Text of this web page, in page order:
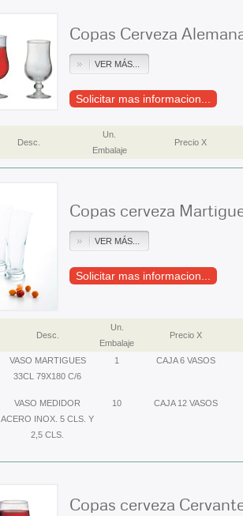
Copas Cerveza
VER MÁS...
Solicitar mas informacion...
Desc.
Un.
Embalaje
Precio X
Copas cerveza
VER MÁS...
Solicitar mas informacion...
Desc.
Un.
Embalaje
Precio X
VASO MARTIGUES
33CL 79X180 C/6
1 CAJA 6 VASOS
VASO MEDIDOR
ACERO INOX. 5 CLS. Y
2,5 CLS.
10 CAJA 12 VASOS
Copas cerveza